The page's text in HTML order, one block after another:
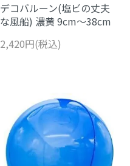
デコバルーン(塩ビの丈夫
な風船) 濃黄 9cm～38cm
2,420円(税込)